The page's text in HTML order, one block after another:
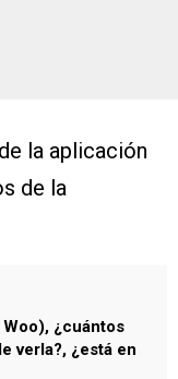
la aplicación
de la
¿cuántos
verla?, ¿está en